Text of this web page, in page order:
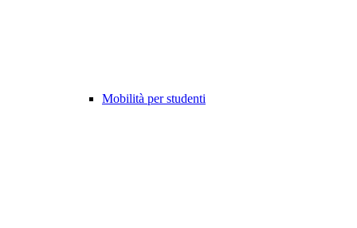
Mobilità per studenti